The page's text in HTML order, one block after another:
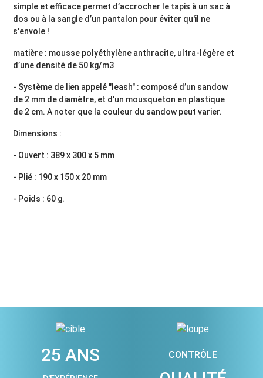
simple et efficace permet d’accrocher le tapis à un sac à
dos ou à la sangle d’un pantalon pour éviter qu'il ne
s'envole !
matière : mousse polyéthylène anthracite, ultra-légère et
d’une densité de 50 kg/m3
- Système de lien appelé "leash" : composé d’un sandow
de 2 mm de diamètre, et d’un mousqueton en plastique
de 2 cm. A noter que la couleur du sandow peut varier.
Dimensions :
- Ouvert : 389 x 300 x 5 mm
- Plié : 190 x 150 x 20 mm
- Poids : 60 g.
25 ANS CONTRÔLE